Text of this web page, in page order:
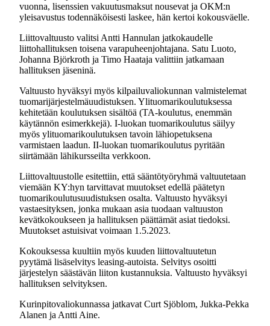
vuonna, lisenssien vakuutusmaksut nousevat ja OKM:n
yleisavustus todennäköisesti laskee, hän kertoi kokousväelle.
Liittovaltuusto valitsi Antti Hannulan jatkokaudelle
liittohallituksen toisena varapuheenjohtajana. Satu Luoto,
Johanna Björkroth ja Timo Haataja valittiin jatkamaan
hallituksen jäseninä.
Valtuusto hyväksyi myös kilpailuvaliokunnan valmistelemat
tuomarijärjestelmäuudistuksen. Ylituomarikoulutuksessa
kehitetään koulutuksen sisältöä (TA-koulutus, enemmän
käytännön esimerkkejä). I-luokan tuomarikoulutus säilyy
myös ylituomarikoulutuksen tavoin lähiopetuksena
varmistaen laadun. II-luokan tuomarikoulutus pyritään
siirtämään lähikursseilta verkkoon.
Liittovaltuustolle esitettiin, että sääntötyöryhmä valtuutetaan
viemään KY:hyn tarvittavat muutokset edellä päätetyn
tuomarikoulutusuudistuksen osalta. Valtuusto hyväksyi
vastaesityksen, jonka mukaan asia tuodaan valtuuston
kevätkokoukseen ja hallituksen päättämät asiat tiedoksi.
Muutokset astuisivat voimaan 1.5.2023.
Kokouksessa kuultiin myös kuuden liittovaltuutetun
pyytämä lisäselvitys leasing-autoista. Selvitys osoitti
järjestelyn säästävän liiton kustannuksia. Valtuusto hyväksyi
hallituksen selvityksen.
Kurinpitovaliokunnassa jatkavat Curt Sjöblom, Jukka-Pekka
Alanen ja Antti Aine.